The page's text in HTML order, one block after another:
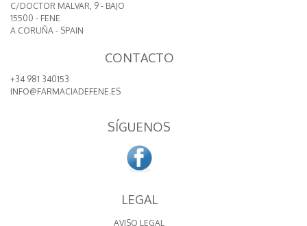
C/DOCTOR MALVAR, 9 - BAJO
15500 - FENE
A CORUÑA - SPAIN
CONTACTO
+34 981 340153
INFO@FARMACIADEFENE.ES
SÍGUENOS
LEGAL
AVISO LEGAL